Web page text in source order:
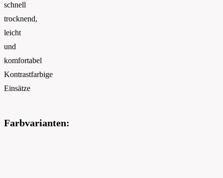
schnell
trocknend,
leicht
und
komfortabel
Kontrastfarbige
Einsätze
Farbvarianten: